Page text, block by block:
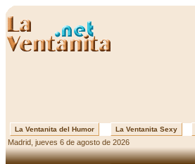
La Ventanita del Humor La Ventanita Sexy
Madrid, jueves 6 de agosto de 2026